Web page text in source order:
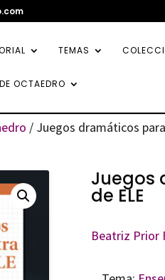
TEMAS
OCTAEDRO
/ Juegos dramáticos
Juegos
de ELE
Beatriz Prior